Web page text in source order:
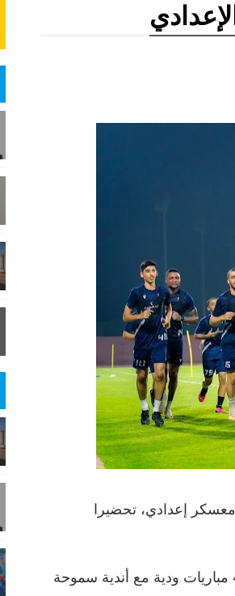
2024، إلى مصر، لخوض معسكر إعدادي، تحضيرا
وتحتضن الإسكندرية معسكر الفريق الأول لـ"العنابي" لمدة 20 يوما، تتخله 4 مباريات ودية مع أندية سموحة